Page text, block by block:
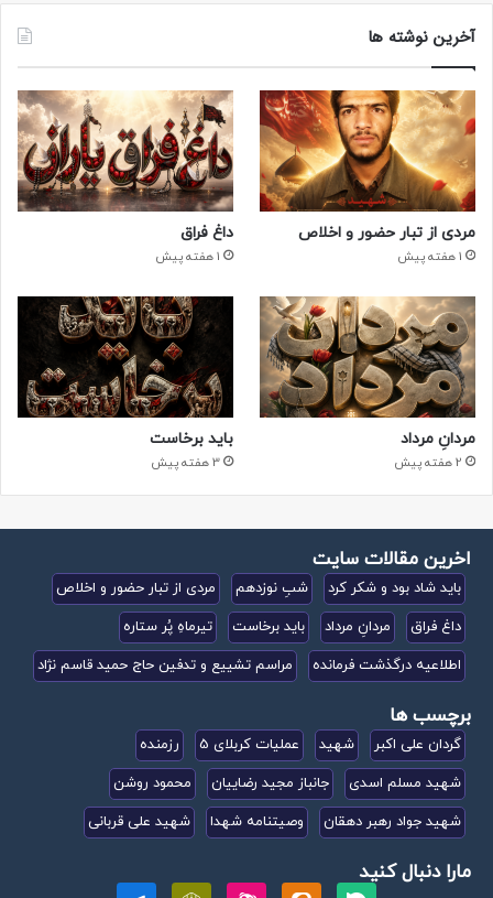
آخرین نوشته ها
مردی از تبار حضور و اخلاص
1 هفته پیش
داغ فراق
1 هفته پیش
مردانِ مرداد
2 هفته پیش
باید برخاست
3 هفته پیش
اخرین مقالات سایت
باید شاد بود و شکر کرد شبِ نوزدهم
مردی از تبار حضور و اخلاص
داغ فراق
مردانِ مرداد باید برخاست
تیرماهِ پُر ستاره
اطلاعیه درگذشت فرمانده
مراسم تشییع و تدفین حاج حمید قاسم نژاد
برچسب ها
گردان علی اکبر شهید عملیات کربلای 5
رزمنده
شهید مسلم اسدی
جانباز مجید رضاییان
محمود روشن
شهید جواد رهبر دهقان
وصیتنامه شهدا شهید علی قربانی
مارا دنبال کنید